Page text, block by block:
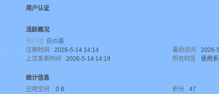
用户认证
活跃概况
用户组
白の酱
注册时间
2026-5-14 14:14 最后访问
2026-
上次发表时间
2026-5-14 14:19 所在时区 使用
统计信息
已用空间
0 B 积分
47